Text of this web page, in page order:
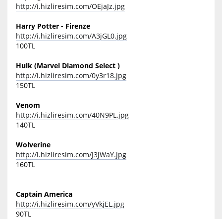
http://i.hizliresim.com/OEjaJz.jpg
Harry Potter - Firenze
http://i.hizliresim.com/A3jGL0.jpg
100TL
Hulk (Marvel Diamond Select )
http://i.hizliresim.com/0y3r18.jpg
150TL
Venom
http://i.hizliresim.com/40N9PL.jpg
140TL
Wolverine
http://i.hizliresim.com/J3jWaY.jpg
160TL
Captain America
http://i.hizliresim.com/yVkjEL.jpg
90TL